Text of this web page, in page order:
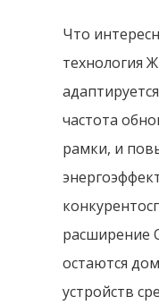
Что
технология
частота
рамки, и
расширение
остаются
устройств